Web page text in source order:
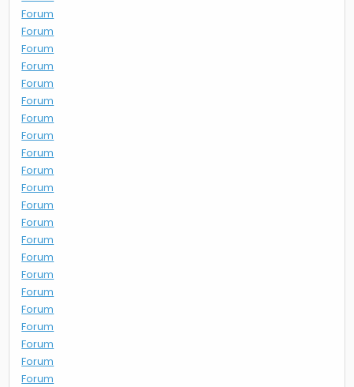
Forum
Forum
Forum
Forum
Forum
Forum
Forum
Forum
Forum
Forum
Forum
Forum
Forum
Forum
Forum
Forum
Forum
Forum
Forum
Forum
Forum
Forum